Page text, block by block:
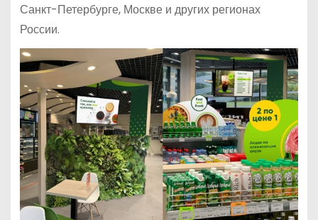
Санкт-Петербурге, Москве и других регионах
России.